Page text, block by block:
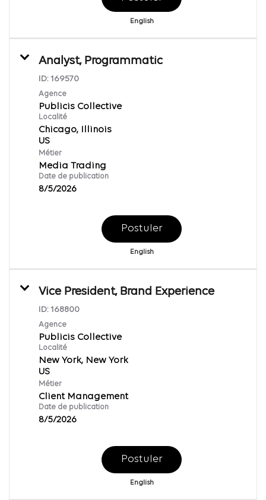
English
Analyst, Programmatic
ID: 169570
Agence
Publicis Collective
Localité
Chicago, Illinois
Métier
Media Trading
Date de publication
8/5/2026
Postuler
English
Vice President, Brand Experience
ID: 168800
Agence
Publicis Collective
Localité
New York, New York
Métier
Client Management
Date de publication
8/5/2026
Postuler
English